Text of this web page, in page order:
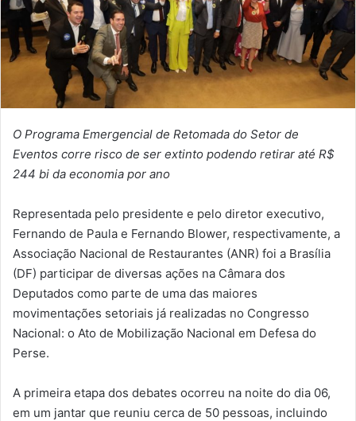
O Programa Emergencial de Retomada do Setor de
Eventos corre risco de ser extinto podendo retirar até R$
244 bi da economia por ano
Representada pelo presidente e pelo diretor executivo,
Fernando de Paula e Fernando Blower, respectivamente, a
Associação Nacional de Restaurantes (ANR) foi a Brasília
(DF) participar de diversas ações na Câmara dos
Deputados como parte de uma das maiores
movimentações setoriais já realizadas no Congresso
Nacional: o Ato de Mobilização Nacional em Defesa do
Perse.
A primeira etapa dos debates ocorreu na noite do dia 06,
em um jantar que reuniu cerca de 50 pessoas, incluindo